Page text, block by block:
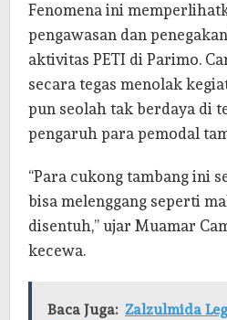
Fenomena ini
pengawasan dan
aktivitas PETI di Parimo.
secara tegas menolak
pun seolah tak berdaya di
pengaruh para pemodal
“Para cukong tambang ini
bisa melenggang seperti
disentuh,” ujar Muamar
kecewa.
Baca Juga: Zalzulmida